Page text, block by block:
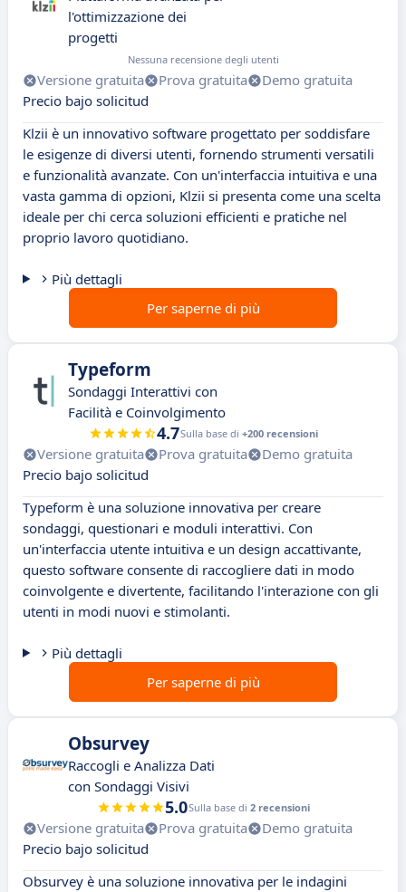
l'ottimizzazione dei
progetti
Nessuna recensione degli utenti
Versione gratuita Prova gratuita
Demo gratuita
Precio bajo solicitud
Klzii è un innovativo software progettato per soddisfare
le esigenze di diversi utenti, fornendo strumenti versatili
e funzionalità avanzate. Con un'interfaccia intuitiva e una
vasta gamma di opzioni, Klzii si presenta come una scelta
ideale per chi cerca soluzioni efficienti e pratiche nel
proprio lavoro quotidiano.
Più dettagli
Per saperne di più
Typeform
Sondaggi Interattivi con
Facilità e Coinvolgimento
4.7Sulla base di +200 recensioni
Versione gratuita Prova gratuita
Demo gratuita
Precio bajo solicitud
Typeform è una soluzione innovativa per creare
sondaggi, questionari e moduli interattivi. Con
un'interfaccia utente intuitiva e un design accattivante,
questo software consente di raccogliere dati in modo
coinvolgente e divertente, facilitando l'interazione con gli
utenti in modi nuovi e stimolanti.
Più dettagli
Per saperne di più
Obsurvey
Raccogli e Analizza Dati
con Sondaggi Visivi
5.0Sulla base di 2 recensioni
Versione gratuita Prova gratuita
Demo gratuita
Precio bajo solicitud
Obsurvey è una soluzione innovativa per le indagini